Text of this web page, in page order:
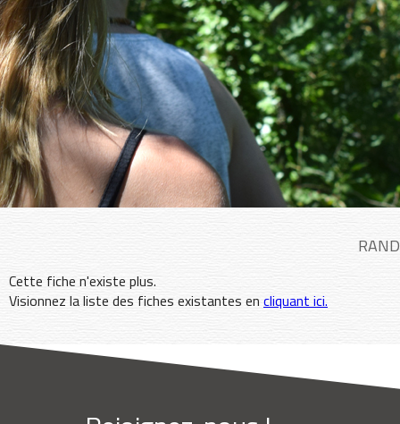
Cette fiche n'existe plus.
Visionnez la liste des fiches existantes en cliquant ici.